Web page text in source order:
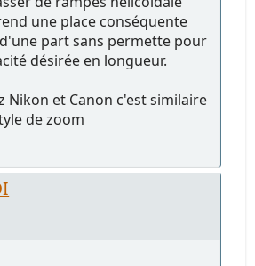
une place conséquente
part sans permette pour
désirée en longueur.
Nikon et Canon c'est similaire
de zoom